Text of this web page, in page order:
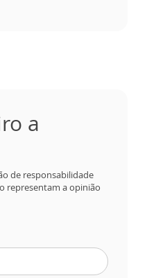
a
de responsabilidade
representam a opinião